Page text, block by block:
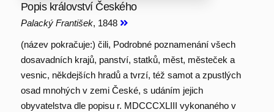
Popis království Českého
Palacký František, 1848
(název pokračuje:) čili, Podrobné poznamenání všech
dosavadních krajů, panství, statků, měst, městeček a
vesnic, někdejších hradů a tvrzí, též samot a zpustlých
osad mnohých v zemi České, s udáním jejich
obyvatelstva dle popisu r. MDCCCXLIII vykonaného v